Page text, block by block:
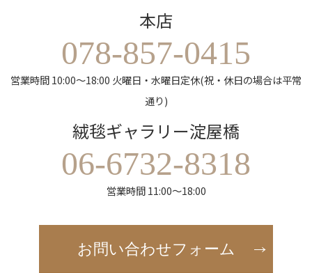
本店
078-857-0415
営業時間 10:00～18:00 火曜日・水曜日定休(祝・休日の場合は平常
通り)
絨毯ギャラリー淀屋橋
06-6732-8318
営業時間 11:00～18:00
お問い合わせフォーム